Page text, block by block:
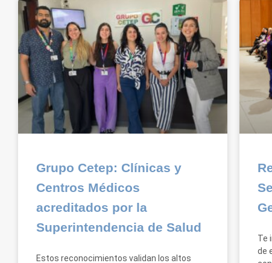
Grupo Cetep: Clínicas y
Centros Médicos
acreditados por la
Superintendencia de Salud
Estos reconocimientos validan los altos
Te
de